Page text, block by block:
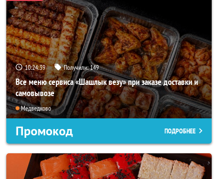
10:24:39 Получили:149
Все меню сервиса «Шашлык везу» при заказе доставки и
самовывозе
Медведково
Промокод ПОДРОБНЕЕ